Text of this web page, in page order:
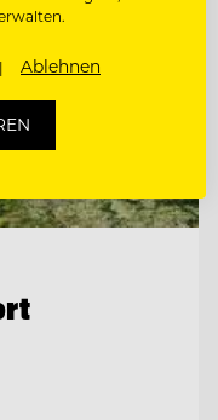
Ablehnen